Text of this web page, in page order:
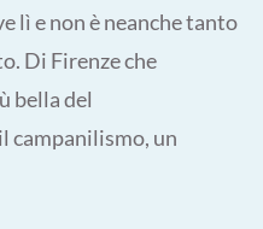
lì e non è neanche tanto
Di Firenze che
bella del
campanilismo, un